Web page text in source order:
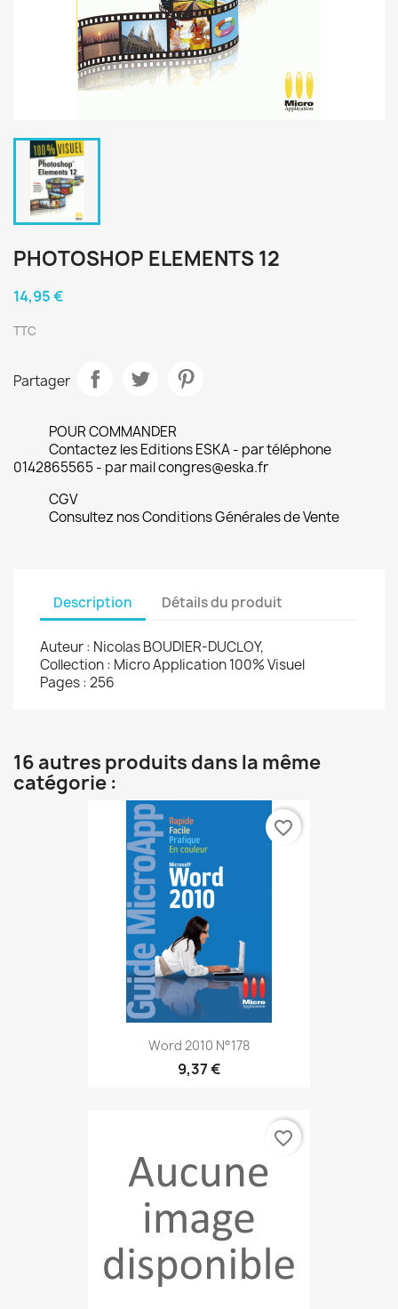
PHOTOSHOP ELEMENTS 12
14,95 €
TTC
Partager
POUR COMMANDER
Contactez les Editions ESKA - par téléphone
0142865565 - par mail congres@eska.fr
CGV
Consultez nos Conditions Générales de Vente
Description Détails du produit
Auteur : Nicolas BOUDIER-DUCLOY,
Collection : Micro Application 100% Visuel
Pages : 256
16 autres produits dans la même
catégorie :
Word 2010 N°178
9,37 €
favorite_border
favorite_border